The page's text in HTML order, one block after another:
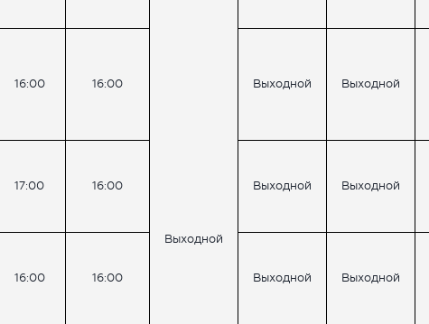
Выходной
16:00 16:00 Выходной Выходной
17:00 16:00 Выходной Выходной
16:00 16:00 Выходной Выходной